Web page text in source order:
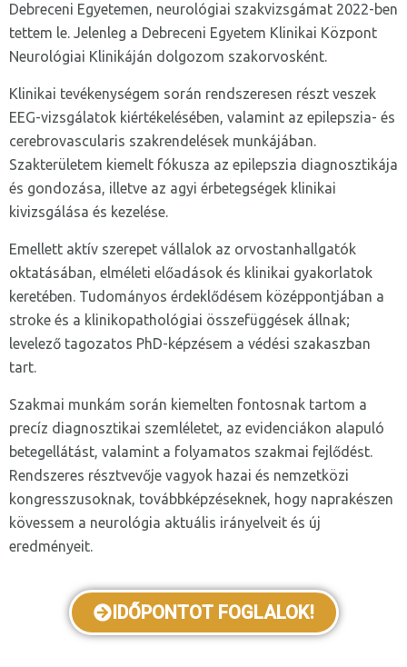
Debreceni Egyetemen, neurológiai szakvizsgámat 2022-ben
tettem le. Jelenleg a Debreceni Egyetem Klinikai Központ
Neurológiai Klinikáján dolgozom szakorvosként.
Klinikai tevékenységem során rendszeresen részt veszek
EEG-vizsgálatok kiértékelésében, valamint az epilepszia- és
cerebrovascularis szakrendelések munkájában.
Szakterületem kiemelt fókusza az epilepszia diagnosztikája
és gondozása, illetve az agyi érbetegségek klinikai
kivizsgálása és kezelése.
Emellett aktív szerepet vállalok az orvostanhallgatók
oktatásában, elméleti előadások és klinikai gyakorlatok
keretében. Tudományos érdeklődésem középpontjában a
stroke és a klinikopathológiai összefüggések állnak;
levelező tagozatos PhD-képzésem a védési szakaszban
tart.
Szakmai munkám során kiemelten fontosnak tartom a
precíz diagnosztikai szemléletet, az evidenciákon alapuló
betegellátást, valamint a folyamatos szakmai fejlődést.
Rendszeres résztvevője vagyok hazai és nemzetközi
kongresszusoknak, továbbképzéseknek, hogy naprakészen
kövessem a neurológia aktuális irányelveit és új
eredményeit.
IDŐPONTOT FOGLALOK!